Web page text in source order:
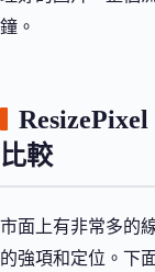
鐘。
比較
市面上有非常多的
的強項和定位。下